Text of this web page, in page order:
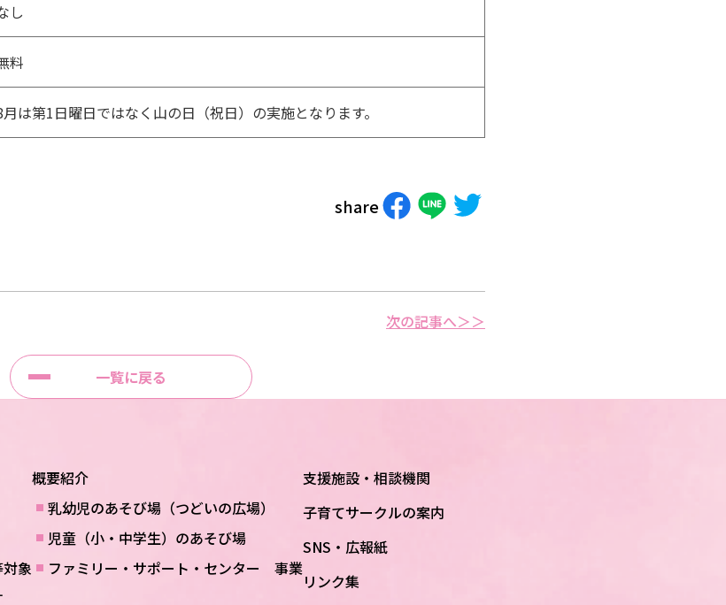
し
料
は第1日曜日ではなく山の日（祝日）の実施となります。
share
一覧に戻る
次の記事へ＞＞
象
概要紹介
乳幼児のあそび場（つどいの広場）
児童（小・中学生）のあそび場
ファミリー・サポート・センター 事業
支援施設・相談機関
子育てサークルの案内
SNS・広報紙
リンク集